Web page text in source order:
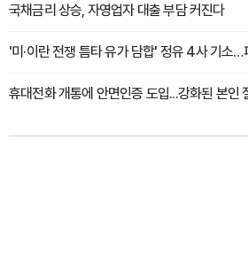
국채금리 상승, 자영업자 대출 부담 커진다
'미·이란 전쟁 틈타 유가 담합' 정유 4사 기소
휴대전화 개통에 안면인증 도입...강화된 본인